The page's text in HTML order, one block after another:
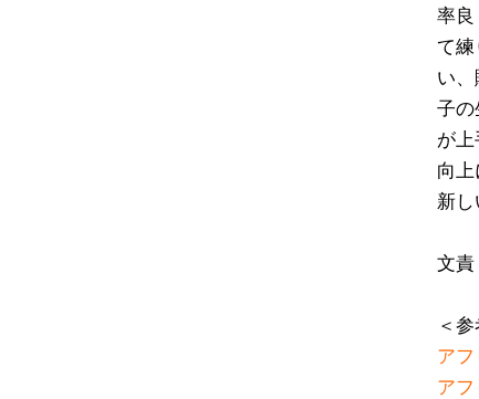
率良
て
い
子の
が
向
新
文責
＜
ア
ア